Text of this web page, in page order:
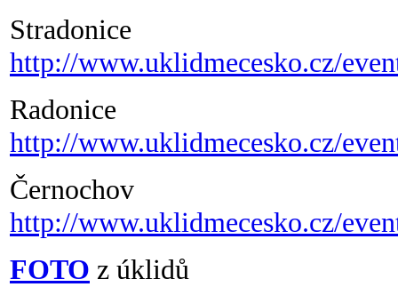
Stradonice
http://www.uklidmecesko.cz/
Radonice
http://www.uklidmecesko.cz/
Černochov
http://www.uklidmecesko.cz/
FOTO z úklidů